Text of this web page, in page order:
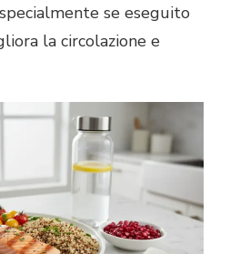
se eseguito
la circolazione e